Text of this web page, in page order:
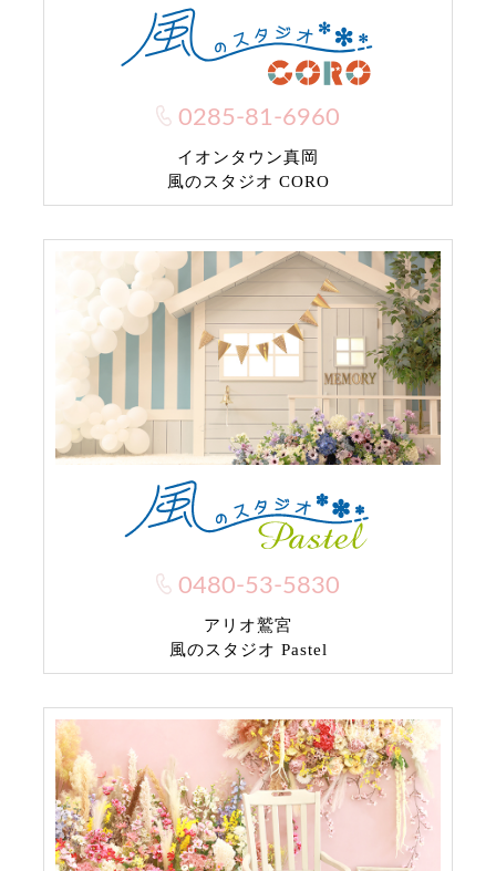
0285-81-6960
イオンタウン真岡
風のスタジオ CORO
0480-53-5830
アリオ鷲宮
風のスタジオ Pastel